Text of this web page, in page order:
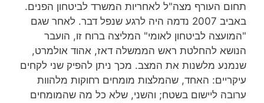
תחום העורף מצה"ל לאחריות המשרד לביטחון הפנים.
באביב 2007 נדמה היה לרגע שנפל דבר. לאחר שגם
"המועצה לביטחון לאומי" המליצה ברוח זו, הועבר
הנושא להחלטת ראש הממשלה דאז, אהוד אולמרט,
שנמנע מלשנות את המצב. מכך ניתן להפיק שני לקחים
עיקריים: האחד, שהמלצות מומחים רחוקות מלהוות
ערובה ליישום בשטח; והשני, שלא כל מה שהמומחים